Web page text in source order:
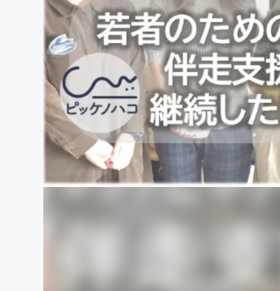
ビジネス・起業
まちづくり・地域活性化